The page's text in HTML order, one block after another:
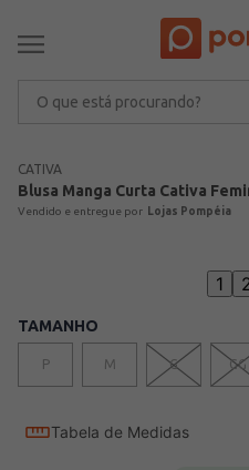
CATIVA
Blusa Manga Curta Cativa
Lojas Pompéia
1
TAMANHO
P M G GG
Tabela de Medidas